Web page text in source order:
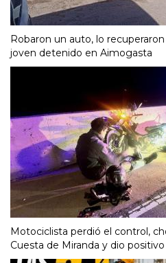
Robaron un auto, lo
joven detenido en Aimogasta
Motociclista perdió el control,
Cuesta de Miranda y dio